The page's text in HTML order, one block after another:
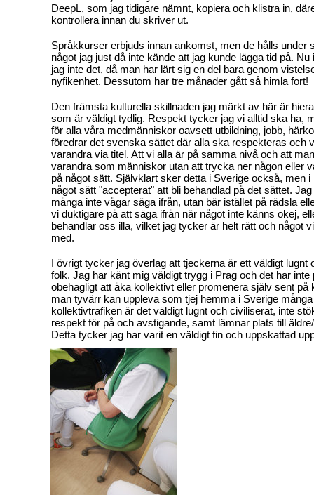
DeepL, som jag tidigare nämnt, kopiera och klistra in,
kontrollera innan du skriver ut.
Språkkurser erbjuds innan ankomst, men de hålls under
något jag just då inte kände att jag kunde lägga tid på. Nu
jag inte det, då man har lärt sig en del bara genom
nyfikenhet. Dessutom har tre månader gått så himla fort!
Den främsta kulturella skillnaden jag märkt av här är
som är väldigt tydlig. Respekt tycker jag vi alltid ska ha,
för alla våra medmänniskor oavsett utbildning, jobb,
föredrar det svenska sättet där alla ska respekteras och
varandra via titel. Att vi alla är på samma nivå och att
varandra som människor utan att trycka ner någon eller
på något sätt. Självklart sker detta i Sverige också, men i
något sätt "accepterat" att bli behandlad på det sättet.
många inte vågar säga ifrån, utan bär istället på rädsla
vi duktigare på att säga ifrån när något inte känns okej,
behandlar oss illa, vilket jag tycker är helt rätt och något
med.
I övrigt tycker jag överlag att tjeckerna är ett väldigt lugnt
folk. Jag har känt mig väldigt trygg i Prag och det har inte
obehagligt att åka kollektivt eller promenera själv sent på
man tyvärr kan uppleva som tjej hemma i Sverige många
kollektivtrafiken är det väldigt lugnt och civiliserat, inte
respekt för på och avstigande, samt lämnar plats till
Detta tycker jag har varit en väldigt fin och uppskattad